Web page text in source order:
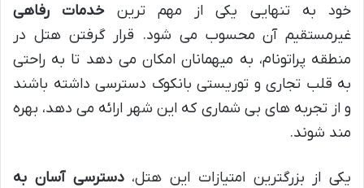
خود به تنهایی یکی از مهم ترینخدمات رفاهی
غیرمستقیم آن محسوب می شود. قرار گرفتن هتل در
منطقه پراتونام، به میهمانان امکان می دهد تا به راحتی
به قلب تجاری و توریستی بانکوک دسترسی داشته باشند
و از تجربه های بی شماری که این شهر ارائه می دهد، بهره
مند شوند.
یکی از بزرگترین امتیازات این هتل،دسترسی آسان به